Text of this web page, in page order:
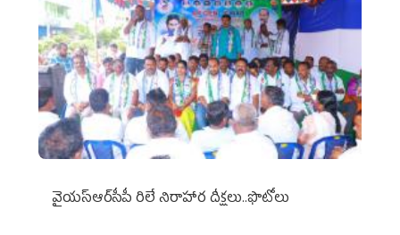
వైయ‌స్ఆర్‌సీపీ రిలే నిరాహార దీక్షలు..ఫొటోలు